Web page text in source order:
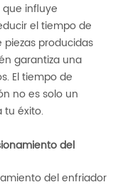
influye
el tiempo de
producidas
garantiza una
El tiempo de
no es solo un
tu éxito.
del
del enfriador